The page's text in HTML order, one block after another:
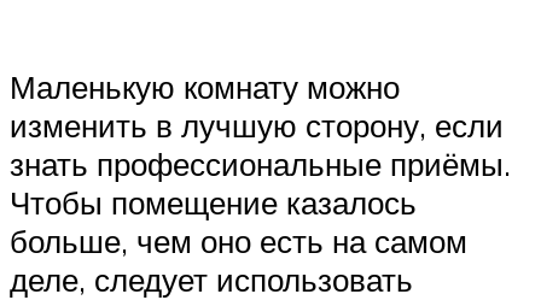
Маленькую комнату можно
изменить в лучшую сторону, если
знать профессиональные приёмы.
Чтобы помещение казалось
больше, чем оно есть на самом
деле, следует использовать